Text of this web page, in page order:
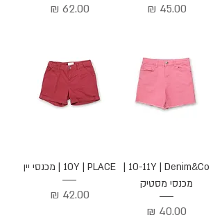
מחיר מחיר
10-11Y | Denim&Co |
מכנסי מסטיק
מחיר
10Y | PLACE | מכנסי יין
מחיר